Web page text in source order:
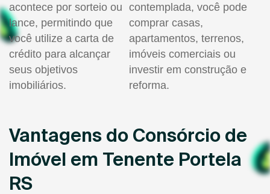
acontece por sorteio ou
lance, permitindo que
você utilize a carta de
crédito para alcançar
seus objetivos
imobiliários.
contemplada, você pode
comprar casas,
apartamentos, terrenos,
imóveis comerciais ou
investir em construção e
reforma.
Vantagens do Consórcio de
Imóvel em Tenente Portela
RS